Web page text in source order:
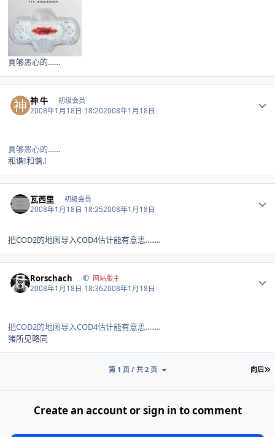
真够恶心的……
神 牛 初级会员
2008年1月18日 18:202008年1月18日
真够恶心的……
和谐!和谐.!
瓦西里 初级会员
2008年1月18日 18:252008年1月18日
把COD2的地图导入COD4估计能有意思........
Rorschach 网站版主
2008年1月18日 18:362008年1月18日
把COD2的地图导入COD4估计能有意思........
猪所见略同
向后
第 1 页 / 共 2 页
Create an account or sign in to comment